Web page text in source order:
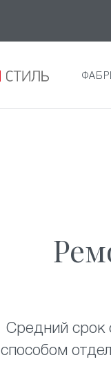
Средний срок
способом